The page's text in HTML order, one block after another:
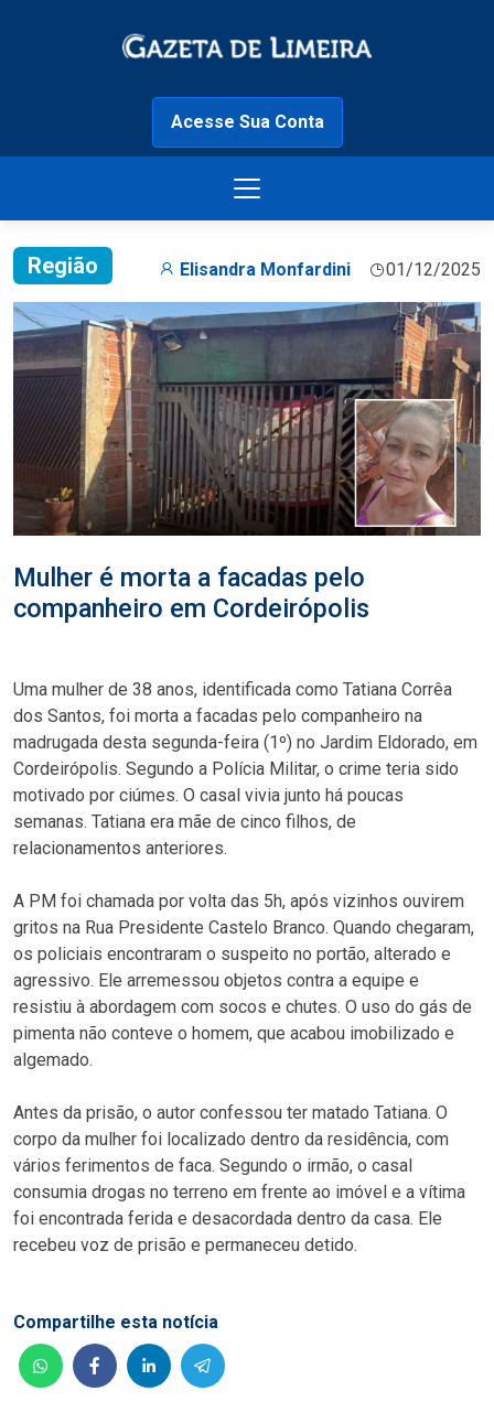
Acesse Sua Conta
Região Elisandra Monfardini 01/12/2025
Mulher é morta a facadas pelo
companheiro em Cordeirópolis
Uma mulher de 38 anos, identificada como Tatiana Corrêa
dos Santos, foi morta a facadas pelo companheiro na
madrugada desta segunda-feira (1º) no Jardim Eldorado, em
Cordeirópolis. Segundo a Polícia Militar, o crime teria sido
motivado por ciúmes. O casal vivia junto há poucas
semanas. Tatiana era mãe de cinco filhos, de
relacionamentos anteriores.
A PM foi chamada por volta das 5h, após vizinhos ouvirem
gritos na Rua Presidente Castelo Branco. Quando chegaram,
os policiais encontraram o suspeito no portão, alterado e
agressivo. Ele arremessou objetos contra a equipe e
resistiu à abordagem com socos e chutes. O uso do gás de
pimenta não conteve o homem, que acabou imobilizado e
algemado.
Antes da prisão, o autor confessou ter matado Tatiana. O
corpo da mulher foi localizado dentro da residência, com
vários ferimentos de faca. Segundo o irmão, o casal
consumia drogas no terreno em frente ao imóvel e a vítima
foi encontrada ferida e desacordada dentro da casa. Ele
recebeu voz de prisão e permaneceu detido.
Compartilhe esta notícia